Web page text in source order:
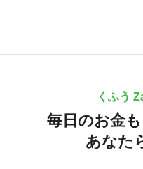
くふう
毎日のお金も
あなた